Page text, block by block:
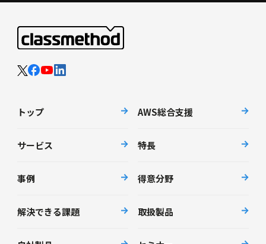
トップ AWS総合支援
サービス 特長
事例 得意分野
解決できる課題 取扱製品